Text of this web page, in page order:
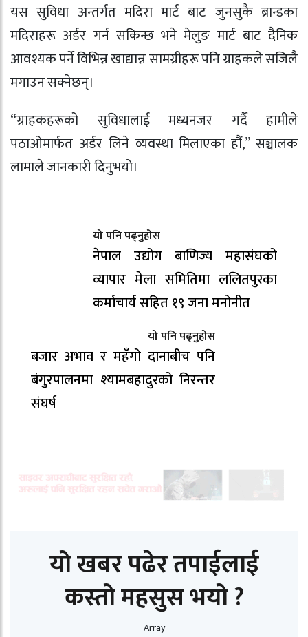
यस सुविधा अन्तर्गत मदिरा मार्ट बाट जुनसुकै ब्रान्डका
मदिराहरू अर्डर गर्न सकिन्छ भने मेलुङ मार्ट बाट दैनिक
आवश्यक पर्ने विभिन्न खाद्यान्न सामग्रीहरू पनि ग्राहकले सजिलै
मगाउन सक्नेछन्।
“ग्राहकहरूको सुविधालाई मध्यनजर गर्दै हामीले
पठाओमार्फत अर्डर लिने व्यवस्था मिलाएका हौं,” सञ्चालक
लामाले जानकारी दिनुभयो।
यो पनि पढ्नुहोस
नेपाल उद्योग बाणिज्य महासंघको
व्यापार मेला समितिमा ललितपुरका
कर्माचार्य सहित १९ जना मनोनीत
यो पनि पढ्नुहोस
बजार अभाव र महँगो दानाबीच पनि
बंगुरपालनमा श्यामबहादुरको निरन्तर
संघर्ष
यो खबर पढेर तपाईलाई
कस्तो महसुस भयो ?
Array